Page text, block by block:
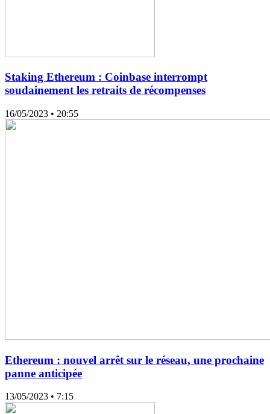
Staking Ethereum : Coinbase interrompt
soudainement les retraits de récompenses
16/05/2023 • 20:55
Ethereum : nouvel arrêt sur le réseau, une prochaine
panne anticipée
13/05/2023 • 7:15